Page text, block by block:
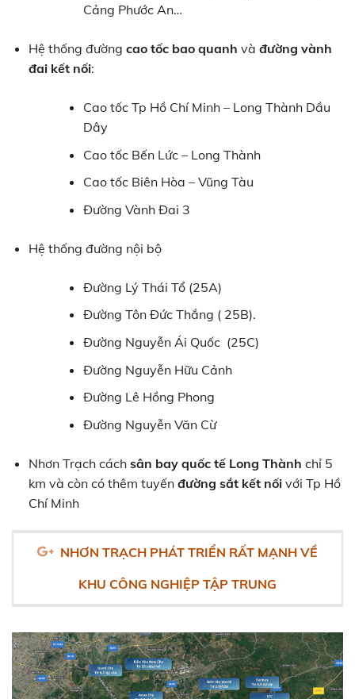
Cảng Phước An…
Hệ thống đường cao tốc bao quanh và đường vành
đai kết nối:
Cao tốc Tp Hồ Chí Minh – Long Thành Dầu
Dây
Cao tốc Bến Lức – Long Thành
Cao tốc Biên Hòa – Vũng Tàu
Đường Vành Đai 3
Hệ thống đường nội bộ
Đường Lý Thái Tổ (25A)
Đường Tôn Đức Thắng ( 25B).
Đường Nguyễn Ái Quốc (25C)
Đường Nguyễn Hữu Cảnh
Đường Lê Hồng Phong
Đường Nguyễn Văn Cừ
Nhơn Trạch cách sân bay quốc tế Long Thành chỉ 5
km và còn có thêm tuyến đường sắt kết nốivới Tp Hồ
Chí Minh
NHƠN TRẠCH PHÁT TRIỂN RẤT MẠNH VỀ
KHU CÔNG NGHIỆP TẬP TRUNG